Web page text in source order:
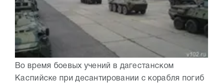
Во время боевых учений в дагестанском
Каспийске при десантировании с корабля погиб